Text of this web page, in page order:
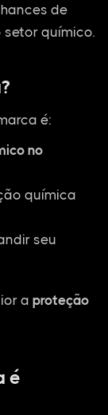
de
setor químico.
é:
no
química
seu
a proteção
é